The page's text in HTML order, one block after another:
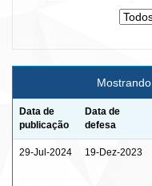
Data de
publicação
Data de
defesa
29-Jul-2024 19-Dez-2023